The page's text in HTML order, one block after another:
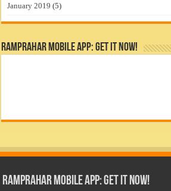
January 2019 (5)
RamPrahar Mobile App: Get it Now!
RamPrahar Mobile App: Get it Now!